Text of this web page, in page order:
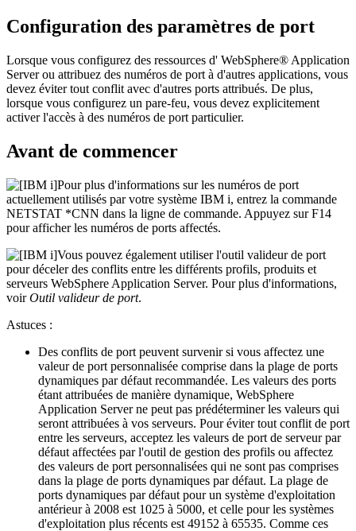
Configuration des paramètres de port
Lorsque vous configurez des ressources d' WebSphere® Application
Server ou attribuez des numéros de port à d'autres applications, vous
devez éviter tout conflit avec d'autres ports attribués. De plus,
lorsque vous configurez un pare-feu, vous devez explicitement
activer l'accès à des numéros de port particulier.
Avant de commencer
Pour plus d'informations sur les numéros de port
actuellement utilisés par votre système IBM i, entrez la commande
NETSTAT *CNN dans la ligne de commande. Appuyez surF14
pour afficher les numéros de ports affectés.
Vous pouvez également utiliser l'outil valideur de port
pour déceler des conflits entre les différents profils, produits et
serveurs WebSphere Application Server. Pour plus d'informations,
voirOutil valideur de port.
Astuces :
Des conflits de port peuvent survenir si vous affectez une
valeur de port personnalisée comprise dans la plage de ports
dynamiques par défaut recommandée. Les valeurs des ports
étant attribuées de manière dynamique, WebSphere
Application Server ne peut pas prédéterminer les valeurs qui
seront attribuées à vos serveurs. Pour éviter tout conflit de port
entre les serveurs, acceptez les valeurs de port de serveur par
défaut affectées par l'outil de gestion des profils ou affectez
des valeurs de port personnalisées qui ne sont pas comprises
dans la plage de ports dynamiques par défaut. La plage de
ports dynamiques par défaut pour un système d'exploitation
antérieur à 2008 est 1025 à 5000, et celle pour les systèmes
d'exploitation plus récents est 49152 à 65535. Comme ces